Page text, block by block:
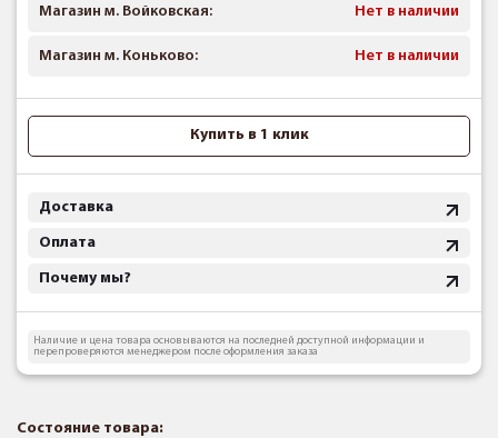
Магазин м. Войковская: Нет в наличии
Магазин м. Коньково: Нет в наличии
Купить в 1 клик
Доставка
Оплата
Почему мы?
Наличие и цена товара основываются на последней доступной информации и
перепроверяются менеджером после оформления заказа
Состояние товара: